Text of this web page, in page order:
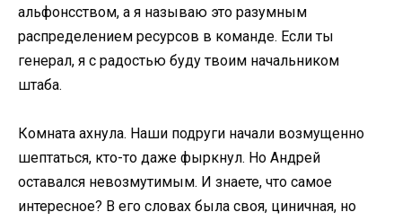
альфонсством, а я называю это разумным
распределением ресурсов в команде. Если ты
генерал, я с радостью буду твоим начальником
штаба.
Комната ахнула. Наши подруги начали возмущенно
шептаться, кто-то даже фыркнул. Но Андрей
оставался невозмутимым. И знаете, что самое
интересное? В его словах была своя, циничная, но